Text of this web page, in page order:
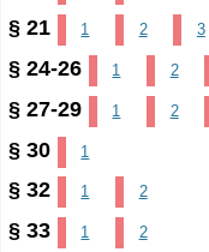
§ 21 1 2 3
§ 24-26 1 2
§ 27-29 1 2
§ 30 1
§ 32 1 2
§ 33 1 2